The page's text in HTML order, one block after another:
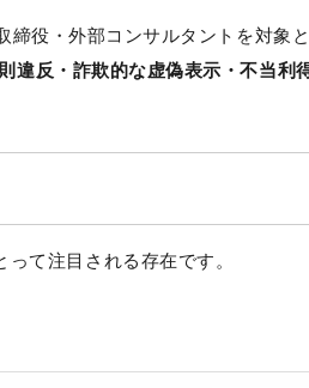
役・外部コンサルタントを対象
違反・詐欺的な虚偽表示・不当利
て注目される存在です。